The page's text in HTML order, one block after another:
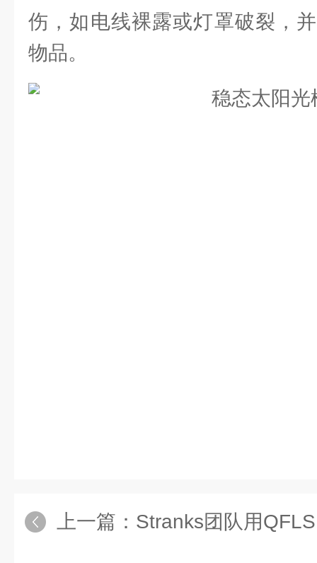
伤，如电线裸露或灯罩破裂，
物品。
上一篇： Stranks团队用QFLS图研